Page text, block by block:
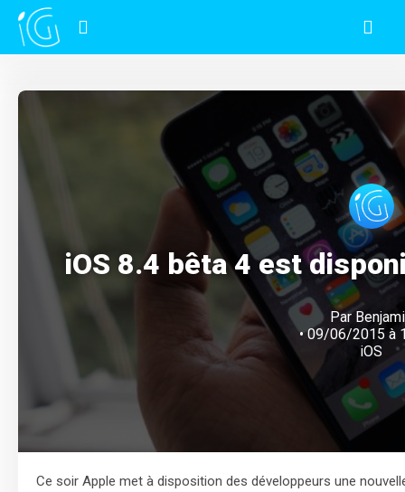
iOS 8.4 bêta 4 est
Par
• 09/06/2015 à
iOS
Ce soir Apple met à disposition des développeurs une